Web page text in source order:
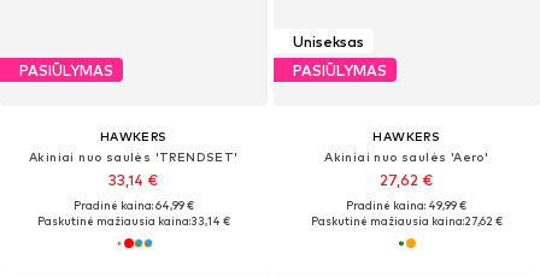
PASIŪLYMAS
HAWKERS
Akiniai nuo saulės 'TRENDSET'
33,14 €
Pradinė kaina: 64,99 €
Paskutinė mažiausia kaina:33,14 €
Uniseksas
PASIŪLYMAS
HAWKERS
Akiniai nuo saulės 'Aero'
27,62 €
Pradinė kaina: 49,99 €
Paskutinė mažiausia kaina:27,62 €